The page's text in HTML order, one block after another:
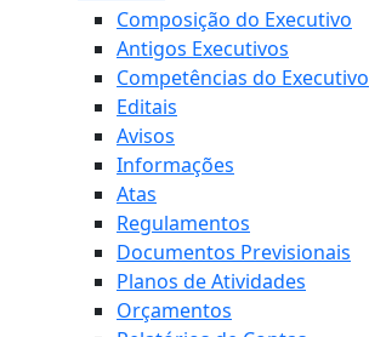
Composição do Executivo
Antigos Executivos
Competências do Executivo
Editais
Avisos
Informações
Atas
Regulamentos
Documentos Previsionais
Planos de Atividades
Orçamentos